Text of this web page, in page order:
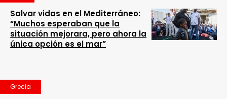
Salvar vidas en el Mediterráneo:
“Muchos esperaban que la
situación mejorara, pero ahora la
única opción es el mar”
Grecia